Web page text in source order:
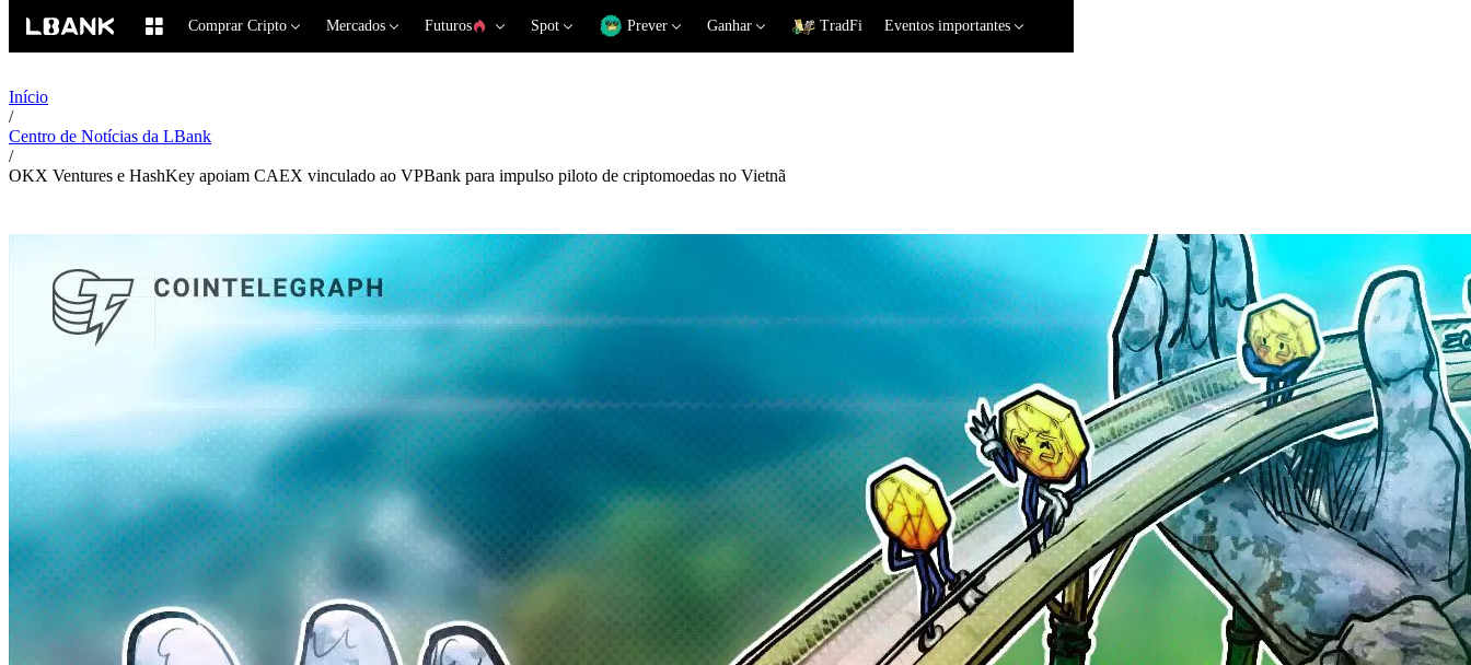
Comprar Cripto Mercados Futuros Spot Prever Ganhar TradFi Eventos importantes
Início
/
Centro de Notícias da LBank
/
OKX Ventures e HashKey apoiam CAEX vinculado ao VPBank para impulso piloto de criptomoedas no Vietnã